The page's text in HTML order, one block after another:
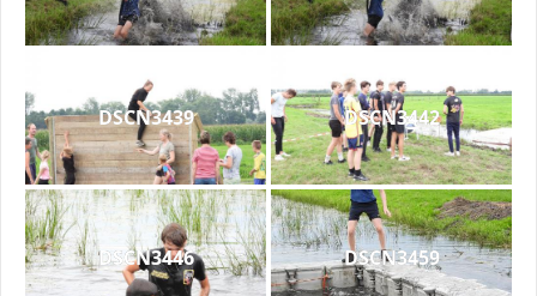
DSCN3439 DSCN3442
DSCN3446 DSCN3459